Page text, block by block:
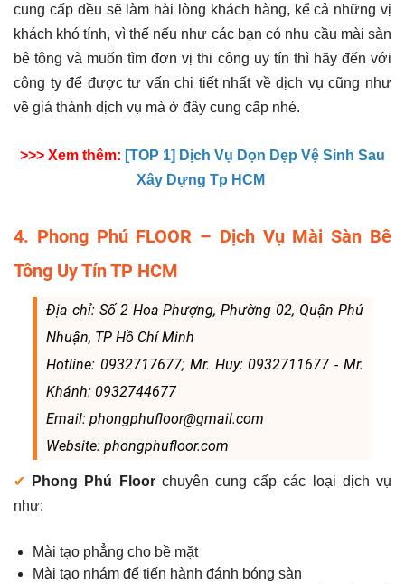
cung cấp đều sẽ làm hài lòng khách hàng, kể cả những vị
khách khó tính, vì thế nếu như các bạn có nhu cầu mài sàn
bê tông và muốn tìm đơn vị thi công uy tín thì hãy đến với
công ty để được tư vấn chi tiết nhất về dịch vụ cũng như
về giá thành dịch vụ mà ở đây cung cấp nhé.
>>> Xem thêm: [TOP 1] Dịch Vụ Dọn Dẹp Vệ Sinh Sau
Xây Dựng Tp HCM
4. Phong Phú FLOOR – Dịch Vụ Mài Sàn Bê
Tông Uy Tín TP HCM
Địa chỉ: Số 2 Hoa Phượng, Phường 02, Quận Phú
Nhuận, TP Hồ Chí Minh
Hotline: 0932717677; Mr. Huy: 0932711677 - Mr.
Khánh: 0932744677
Email: phongphufloor@gmail.com
Website: phongphufloor.com
✔ Phong Phú Floorchuyên cung cấp các loại dịch vụ
như:
Mài tạo phẳng cho bề mặt
Mài tạo nhám để tiến hành đánh bóng sàn